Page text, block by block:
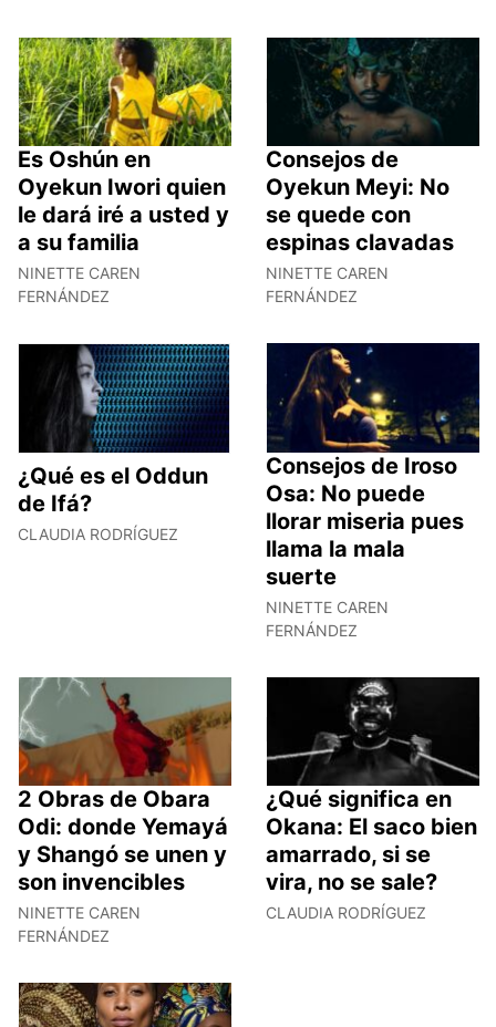
Es Oshún en
Oyekun Iwori quien
le dará iré a usted y
a su familia
NINETTE CAREN
FERNÁNDEZ
Consejos de
Oyekun Meyi: No
se quede con
espinas clavadas
NINETTE CAREN
FERNÁNDEZ
¿Qué es el Oddun
de Ifá?
CLAUDIA RODRÍGUEZ
Consejos de Iroso
Osa: No puede
llorar miseria pues
llama la mala
suerte
NINETTE CAREN
FERNÁNDEZ
2 Obras de Obara
Odi: donde Yemayá
y Shangó se unen y
son invencibles
NINETTE CAREN
FERNÁNDEZ
¿Qué significa en
Okana: El saco bien
amarrado, si se
vira, no se sale?
CLAUDIA RODRÍGUEZ